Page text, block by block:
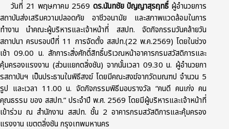
วันที่ 21 พฤษภาคม 2569 ดร.นันทชัย ปัญญาสุรฤทธิ์ ผู้อำนวยการ
สถาบันส่งเสริมความปลอดภัย อาชีวอนามัย และสภาพแวดล้อมในการ
ทำงาน นำคณะผู้บริหารและเจ้าหน้าที่ สสปท. จัดกิจกรรมวันคล้ายวัน
สถาปนา ครบรอบปีที่ 11 การจัดตั้ง สสปท.(22 พ.ค.2569) โดยในช่วง
เช้า 09.00 น. สักการะสิ่งศักดิ์สิทธิ์บริเวณหน้าอาคารกรมสวัสดิการและ
คุ้มครองแรงงาน (ส่วนแยกตลิ่งชัน) จากนั้นเวลา 09.30 น. ผู้อำนวยกา
รสถาบันฯ เป็นประธานในพิธีสงฆ์ โดยมีคณะสงฆ์จากวัดมณฑป จำนวน 5
รูป และเวลา 11.00 น. จัดกิจกรรมพิธีมอบรางวัล “คนดี คนเก่ง คน
คุณธรรม ของ สสปท.” ประจำปี พ.ศ. 2569 โดยมีผู้บริหารและเจ้าหน้าที่
เข้าร่วม ณ สำนักงาน สสปท. ชั้น 2 อาคารกรมสวัสดิการและคุ้มครอง
แรงงาน เขตตลิ่งชัน กรุงเทพมหานคร